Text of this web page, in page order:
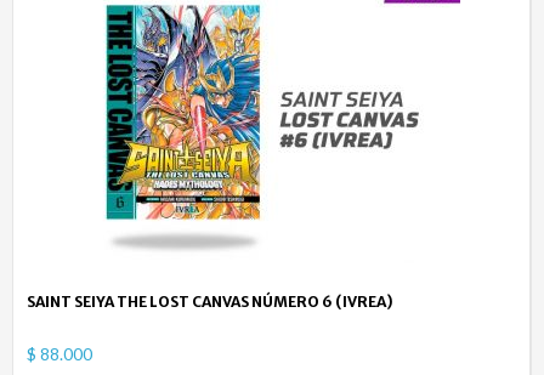
SAINT SEIYA THE LOST CANVAS NÚMERO 6 (IVREA)
$ 88.000